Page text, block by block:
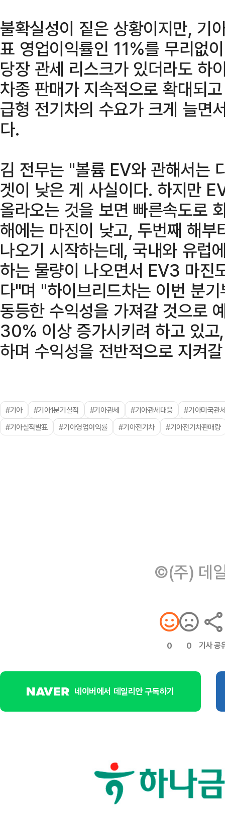
불확실성이 짙은 상황이지만, 기
표 영업이익률인 11%를 무리없
당장 관세 리스크가 있더라도 하
차종 판매가 지속적으로 확대되
급형 전기차의 수요가 크게 늘면
다.
김 전무는 "볼륨 EV와 관해서는
겟이 낮은 게 사실이다. 하지만
올라오는 것을 보면 빠른속도로
해에는 마진이 낮고, 두번째 해
나오기 시작하는데, 국내와 유럽
하는 물량이 나오면서 EV3 마진
다"며 "하이브리드차는 이번 분
동등한 수익성을 가져갈 것으로
30% 이상 증가시키려 하고 있
하며 수익성을 전반적으로 지켜
#기아 #기아1분기실적 #기아관세 #기아관세대응
#기아미국관
#기아실적발표
#기아영업이익률 #기아전기차 #기아전기차판매량
©(주) 데
0 0 기사 공
네이버에서 데일리안 구독하기